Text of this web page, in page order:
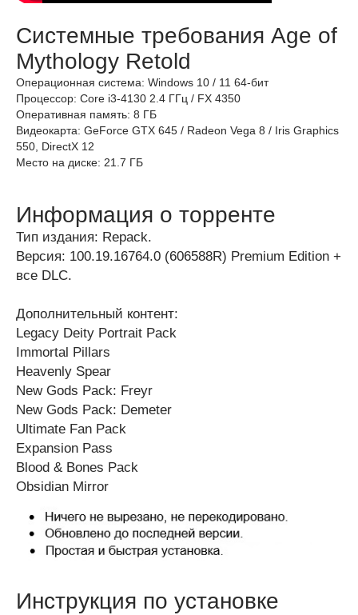
Системные требования Age of
Mythology Retold
Операционная система: Windows 10 / 11 64-бит
Процессор: Core i3-4130 2.4 ГГц / FX 4350
Оперативная память: 8 ГБ
Видеокарта: GeForce GTX 645 / Radeon Vega 8 / Iris Graphics
550, DirectX 12
Место на диске: 21.7 ГБ
Информация о торренте
Тип издания: Repack.
Версия: 100.19.16764.0 (606588R) Premium Edition +
все DLC.
Дополнительный контент:
Legacy Deity Portrait Pack
Immortal Pillars
Heavenly Spear
New Gods Pack: Freyr
New Gods Pack: Demeter
Ultimate Fan Pack
Expansion Pass
Blood & Bones Pack
Obsidian Mirror
Инструкция по установке